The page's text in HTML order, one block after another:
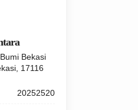
Bekasi
17116
20252520